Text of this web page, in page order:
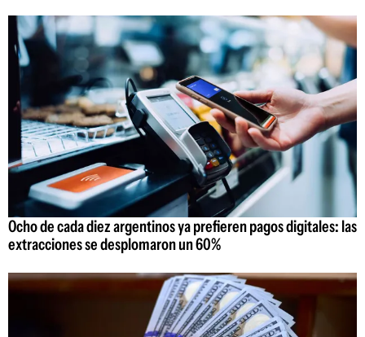
Ocho de cada diez argentinos ya prefieren pagos digitales: las
extracciones se desplomaron un 60%